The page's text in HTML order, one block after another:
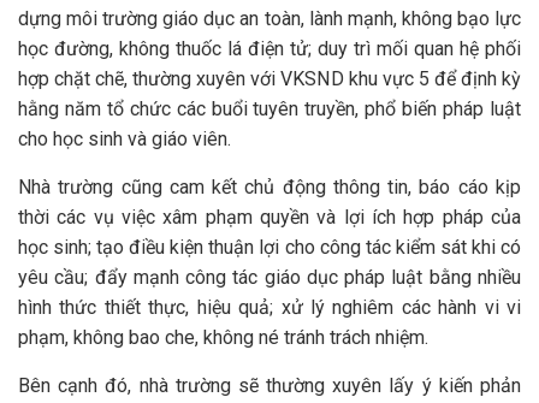
dựng môi trường giáo dục an toàn, lành mạnh, không bạo lực
học đường, không thuốc lá điện tử; duy trì mối quan hệ phối
hợp chặt chẽ, thường xuyên với VKSND khu vực 5 để định kỳ
hằng năm tổ chức các buổi tuyên truyền, phổ biến pháp luật
cho học sinh và giáo viên.
Nhà trường cũng cam kết chủ động thông tin, báo cáo kịp
thời các vụ việc xâm phạm quyền và lợi ích hợp pháp của
học sinh; tạo điều kiện thuận lợi cho công tác kiểm sát khi có
yêu cầu; đẩy mạnh công tác giáo dục pháp luật bằng nhiều
hình thức thiết thực, hiệu quả; xử lý nghiêm các hành vi vi
phạm, không bao che, không né tránh trách nhiệm.
Bên cạnh đó, nhà trường sẽ thường xuyên lấy ý kiến phản